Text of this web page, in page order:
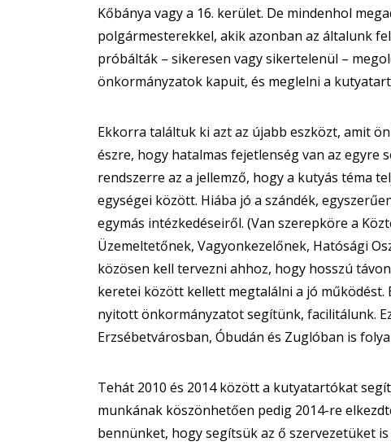
Kőbánya vagy a 16. kerület. De mindenhol
polgármesterekkel, akik azonban az általunk
próbálták – sikeresen vagy sikertelenül –
önkormányzatok kapuit, és meglelni a
Ekkorra találtuk ki azt az újabb eszközt, amit
észre, hogy hatalmas fejetlenség van az egyre
rendszerre az a jellemző, hogy a kutyás téma
egységei között. Hiába jó a szándék,
egymás intézkedéseiről. (Van szerepköre a
Üzemeltetőnek, Vagyonkezelőnek, Hatósági
közösen kell tervezni ahhoz, hogy hosszú
keretei között kellett megtalálni a jó működést.
nyitott önkormányzatot segítünk, facilitálunk.
Erzsébetvárosban, Óbudán és Zuglóban is
Tehát 2010 és 2014 között a kutyatartókat
munkának köszönhetően pedig 2014-re
bennünket, hogy segítsük az ő szervezetüket